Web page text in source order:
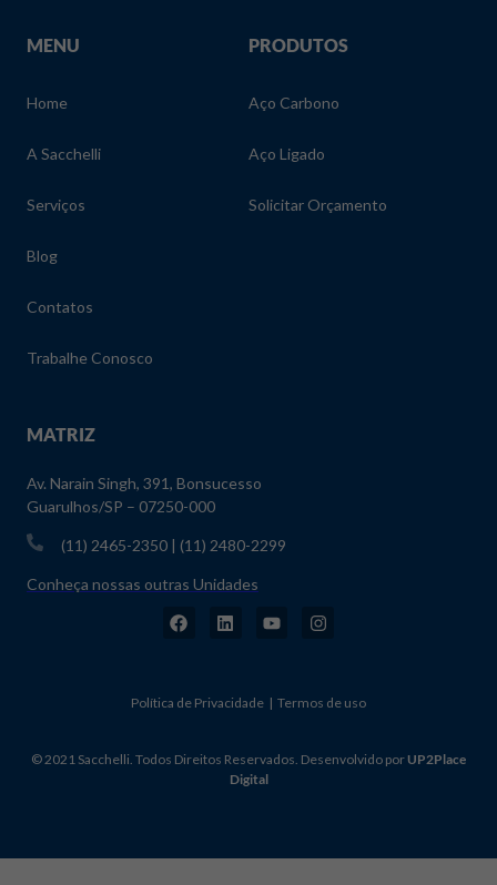
MENU
Home
A Sacchelli
Serviços
Blog
Contatos
Trabalhe Conosco
PRODUTOS
Aço Carbono
Aço Ligado
Solicitar Orçamento
MATRIZ
Av. Narain Singh, 391, Bonsucesso
Guarulhos/SP – 07250-000
(11) 2465-2350 | (11) 2480-2299
Conheça nossas outras Unidades
Política de Privacidade | Termos de uso
© 2021 Sacchelli. Todos Direitos Reservados. Desenvolvido por UP2Place
Digital